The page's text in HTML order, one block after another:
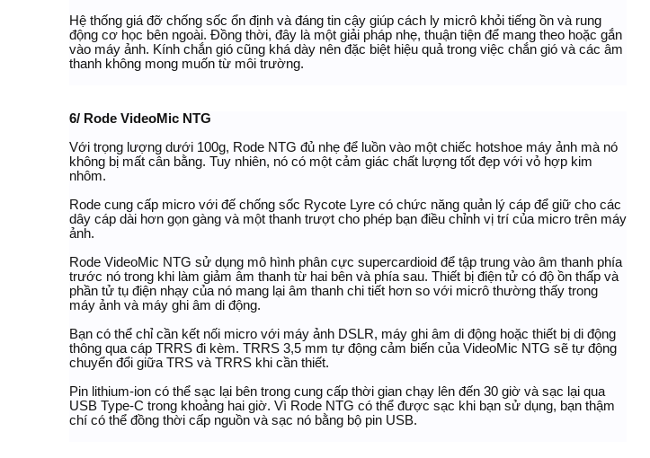
Hệ thống giá đỡ chống sốc ổn định và đáng tin cậy giúp cách ly micrô khỏi tiếng ồn và rung
động cơ học bên ngoài. Đồng thời, đây là một giải pháp nhẹ, thuận tiện để mang theo hoặc gắn
vào máy ảnh. Kính chắn gió cũng khá dày nên đặc biệt hiệu quả trong việc chắn gió và các âm
thanh không mong muốn từ môi trường.
6/ Rode VideoMic NTG
Với trọng lượng dưới 100g, Rode NTG đủ nhẹ để luồn vào một chiếc hotshoe máy ảnh mà nó
không bị mất cân bằng. Tuy nhiên, nó có một cảm giác chất lượng tốt đẹp với vỏ hợp kim
nhôm.
Rode cung cấp micro với đế chống sốc Rycote Lyre có chức năng quản lý cáp để giữ cho các
dây cáp dài hơn gọn gàng và một thanh trượt cho phép bạn điều chỉnh vị trí của micro trên máy
ảnh.
Rode VideoMic NTG sử dụng mô hình phân cực supercardioid để tập trung vào âm thanh phía
trước nó trong khi làm giảm âm thanh từ hai bên và phía sau. Thiết bị điện tử có độ ồn thấp và
phần tử tụ điện nhạy của nó mang lại âm thanh chi tiết hơn so với micrô thường thấy trong
máy ảnh và máy ghi âm di động.
Bạn có thể chỉ cần kết nối micro với máy ảnh DSLR, máy ghi âm di động hoặc thiết bị di động
thông qua cáp TRRS đi kèm. TRRS 3,5 mm tự động cảm biến của VideoMic NTG sẽ tự động
chuyển đổi giữa TRS và TRRS khi cần thiết.
Pin lithium-ion có thể sạc lại bên trong cung cấp thời gian chạy lên đến 30 giờ và sạc lại qua
USB Type-C trong khoảng hai giờ. Vì Rode NTG có thể được sạc khi bạn sử dụng, bạn thậm
chí có thể đồng thời cấp nguồn và sạc nó bằng bộ pin USB.